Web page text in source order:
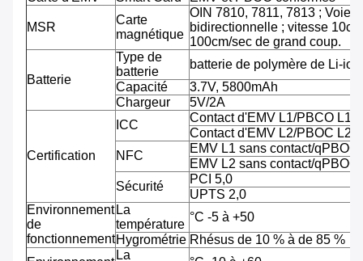
MSR
Carte
magnétique
OIN 7810, 7811, 7813 ; Voie
bidirectionnelle ; vitesse
100cm/sec de grand coup.
Batterie
Type de
batterie
batterie de polymère de Li-ion
Capacité
3.7V, 5800mAh
Chargeur
5V/2A
Certification
ICC
Contact d'EMV L1/PBCO L1
Contact d'EMV L2/PBOC L2
NFC
EMV L1 sans contact/qPBOC
EMV L2 sans contact/qPBOC
Sécurité
PCI 5,0
UPTS 2,0
Environnement
de
fonctionnement
La
température
°C -5 à +50
Hygrométrie Rhésus de 10 % à de 85 %
La